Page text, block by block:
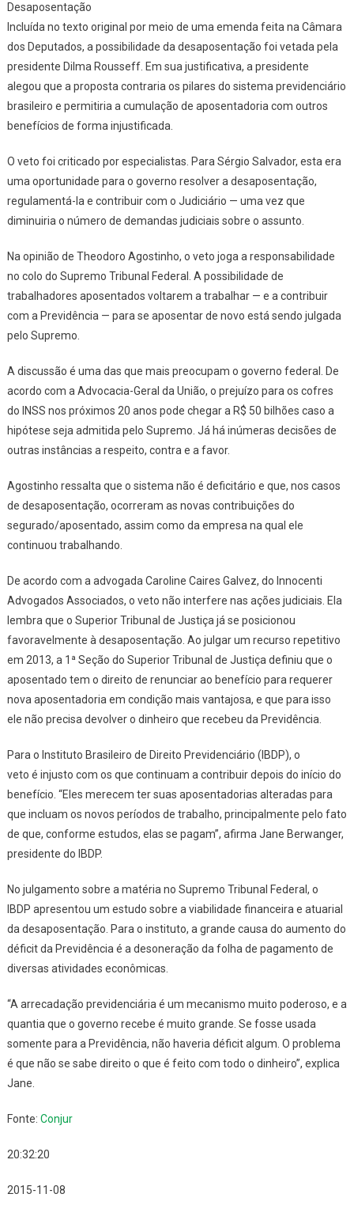
Desaposentação
Incluída no texto original por meio de uma emenda feita na Câmara
dos Deputados, a possibilidade da desaposentação foi vetada pela
presidente Dilma Rousseff. Em sua justificativa, a presidente
alegou que a proposta contraria os pilares do sistema previdenciário
brasileiro e permitiria a cumulação de aposentadoria com outros
benefícios de forma injustificada.
O veto foi criticado por especialistas. Para Sérgio Salvador, esta era
uma oportunidade para o governo resolver a desaposentação,
regulamentá-la e contribuir com o Judiciário — uma vez que
diminuiria o número de demandas judiciais sobre o assunto.
Na opinião de Theodoro Agostinho, o veto joga a responsabilidade
no colo do Supremo Tribunal Federal. A possibilidade de
trabalhadores aposentados voltarem a trabalhar — e a contribuir
com a Previdência — para se aposentar de novo está sendo julgada
pelo Supremo.
A discussão é uma das que mais preocupam o governo federal. De
acordo com a Advocacia-Geral da União, o prejuízo para os cofres
do INSS nos próximos 20 anos pode chegar a R$ 50 bilhões caso a
hipótese seja admitida pelo Supremo. Já há inúmeras decisões de
outras instâncias a respeito, contra e a favor.
Agostinho ressalta que o sistema não é deficitário e que, nos casos
de desaposentação, ocorreram as novas contribuições do
segurado/aposentado, assim como da empresa na qual ele
continuou trabalhando.
De acordo com a advogada Caroline Caires Galvez, do Innocenti
Advogados Associados, o veto não interfere nas ações judiciais. Ela
lembra que o Superior Tribunal de Justiça já se posicionou
favoravelmente à desaposentação. Ao julgar um recurso repetitivo
em 2013, a 1ª Seção do Superior Tribunal de Justiça definiu que o
aposentado tem o direito de renunciar ao benefício para requerer
nova aposentadoria em condição mais vantajosa, e que para isso
ele não precisa devolver o dinheiro que recebeu da Previdência.
Para o Instituto Brasileiro de Direito Previdenciário (IBDP), o
veto é injusto com os que continuam a contribuir depois do início do
benefício. “Eles merecem ter suas aposentadorias alteradas para
que incluam os novos períodos de trabalho, principalmente pelo fato
de que, conforme estudos, elas se pagam”, afirma Jane Berwanger,
presidente do IBDP.
No julgamento sobre a matéria no Supremo Tribunal Federal, o
IBDP apresentou um estudo sobre a viabilidade financeira e atuarial
da desaposentação. Para o instituto, a grande causa do aumento do
déficit da Previdência é a desoneração da folha de pagamento de
diversas atividades econômicas.
“A arrecadação previdenciária é um mecanismo muito poderoso, e a
quantia que o governo recebe é muito grande. Se fosse usada
somente para a Previdência, não haveria déficit algum. O problema
é que não se sabe direito o que é feito com todo o dinheiro”, explica
Jane.
Fonte: Conjur
20:32:20
2015-11-08